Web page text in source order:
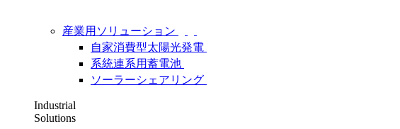
産業用ソリューション
自家消費型太陽光発電
系統連系用蓄電池
ソーラーシェアリング
Industrial
Solutions